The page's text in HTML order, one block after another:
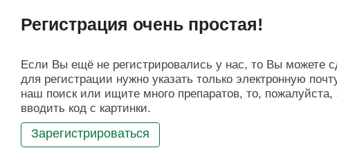
Регистрация очень простая!
Если Вы ещё не регистрировались у нас, то Вы можете
для регистрации нужно указать только электронную
наш поиск или ищите много препаратов, то,
вводить код с картинки.
Зарегистрироваться